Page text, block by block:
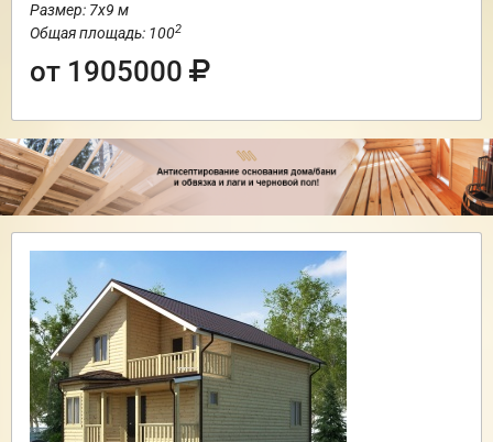
Размер: 7х9 м
Общая площадь: 1002
от 1905000